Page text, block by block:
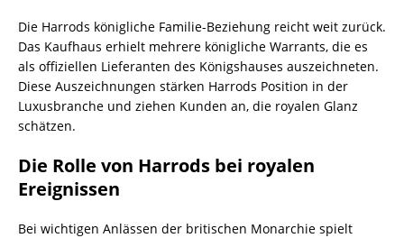
Die Harrods königliche Familie-Beziehung reicht weit zurück.
Das Kaufhaus erhielt mehrere königliche Warrants, die es
als offiziellen Lieferanten des Königshauses auszeichneten.
Diese Auszeichnungen stärken Harrods Position in der
Luxusbranche und ziehen Kunden an, die royalen Glanz
schätzen.
Die Rolle von Harrods bei royalen
Ereignissen
Bei wichtigen Anlässen der britischen Monarchie spielt